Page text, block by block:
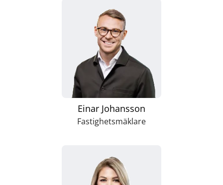
Einar Johansson
Fastighetsmäklare